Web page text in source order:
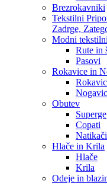
Brezrokavniki
Tekstilni
Zadrge,
Modni
Rute in
Pasovi
Rokavice in
Obutev
Superge
Copati
Natikači
Hlače in Krila
Hlače
Krila
Odeje in